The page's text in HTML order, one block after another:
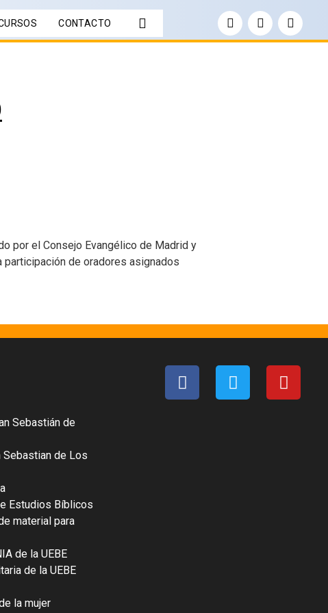
CONTACTO
por el Consejo Evangélico de Madrid y
participación de oradores asignados
Sebastián de
Sebastian de Los
Estudios Bíblicos
material para
de la UEBE
de la UEBE
la mujer